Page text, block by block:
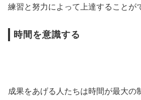
練習と努力によって上達することが
時間を意識する
成果をあげる人たちは時間が最大の